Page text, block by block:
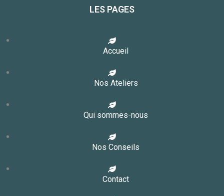
LES PAGES
Accueil
Nos Ateliers
Qui sommes-nous
Nos Conseils
Contact